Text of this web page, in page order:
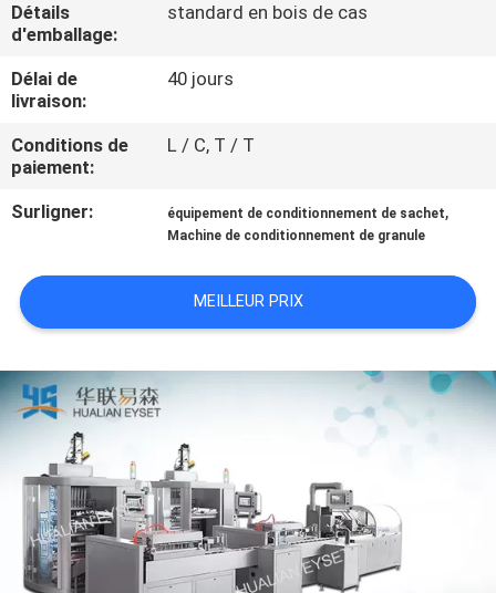
CONTACTEZ-
NOUS
NOUVELLES
DEMANDEZ
CITATION
PLAN
DU
SITE
PRIVACY
POLICY
Détails
d'emballage:
standard en bois de cas
Délai de
livraison:
40 jours
Conditions de
paiement:
L / C, T / T
Surligner: équipement de conditionnement de sachet,
Machine de conditionnement de granule
MEILLEUR PRIX